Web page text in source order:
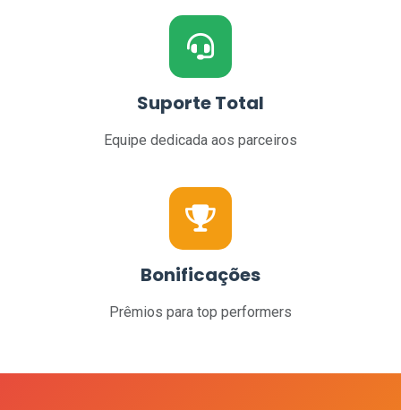
Suporte Total
Equipe dedicada aos parceiros
Bonificações
Prêmios para top performers